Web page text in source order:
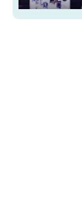
നാട്ടുവാര്‍ത്ത |